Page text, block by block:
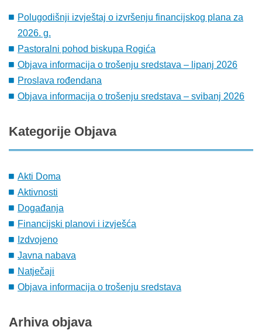
Polugodišnji izvještaj o izvršenju financijskog plana za
2026. g.
Pastoralni pohod biskupa Rogića
Objava informacija o trošenju sredstava – lipanj 2026
Proslava rođendana
Objava informacija o trošenju sredstava – svibanj 2026
Kategorije Objava
Akti Doma
Aktivnosti
Događanja
Financijski planovi i izvješća
Izdvojeno
Javna nabava
Natječaji
Objava informacija o trošenju sredstava
Arhiva objava